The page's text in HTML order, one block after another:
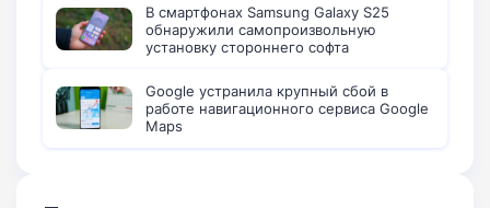
В смартфонах Samsung Galaxy S25
обнаружили самопроизвольную
установку стороннего софта
Google устранила крупный сбой в
работе навигационного сервиса Google
Maps